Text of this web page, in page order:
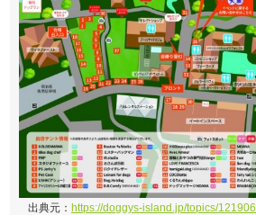
出典元： https://doggys-island.jp/topics/121906